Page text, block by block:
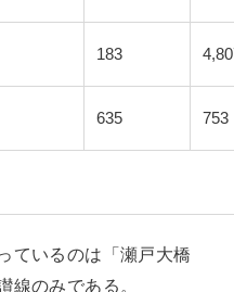
183
635 753
ているのは「瀬戸大橋
線のみである。